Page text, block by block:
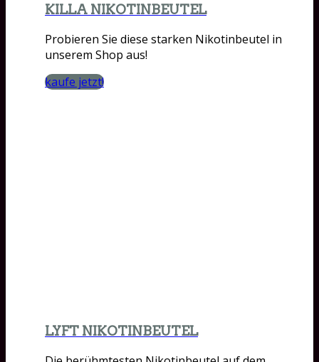
KILLA NIKOTINBEUTEL
Probieren Sie diese starken Nikotinbeutel in
unserem Shop aus!
kaufe jetzt!
LYFT NIKOTINBEUTEL